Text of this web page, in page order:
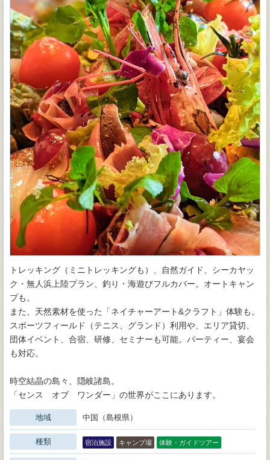
トレッキング（ミニトレッキングも）、自然ガイド、シーカヤッ
ク・無人浜上陸プラン、釣り・海遊びフルカバー。オートキャン
プも。
また、天然素材を使った「ネイチャーアート&クラフト」体験も。
スポーツフィールド（テニス、グランド）利用や、エリア貸切、
団体イベント、合宿、研修、セミナーも可能。パーティー、宴会
も対応。
時空結晶の島々、隠岐諸島。
「センス オブ ワンダー」の世界がここにあります。
地域 中国（島根県）
種類 宿泊施設 キャンプ場 体験・ガイドツアー